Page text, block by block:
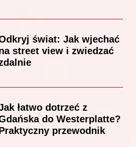
świat: Jak wjechać
street view i zwiedzać
łatwo dotrzeć z
do Westerplatte?
przewodnik